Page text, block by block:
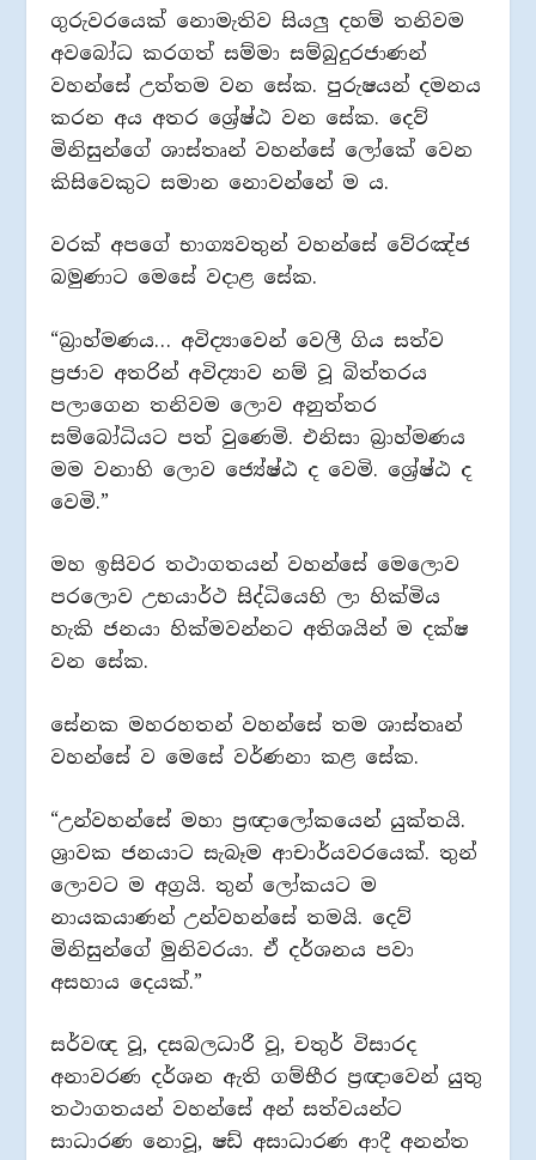
ගුරුවරයෙක් නොමැතිව සියලු දහම් තනිවම
අවබෝධ කරගත් සම්මා සම්බුදුරජාණන්
වහන්සේ උත්තම වන සේක. පුරුෂයන් දමනය
කරන අය අතර ශ්‍රේෂ්ඨ වන සේක. දෙව්
මිනිසුන්ගේ ශාස්තෘන් වහන්සේ ලෝකේ වෙන
කිසිවෙකුට සමාන නොවන්නේ ම ය.
වරක් අපගේ භාග්‍යවතුන් වහන්සේ වේරඤ්ජ
බමුණාට මෙසේ වදාළ සේක.
“බ්‍රාහ්මණය… අවිද්‍යාවෙන් වෙලී ගිය සත්ව
ප්‍රජාව අතරින් අවිද්‍යාව නම් වූ බිත්තරය
පලාගෙන තනිවම ලොව අනුත්තර
සම්බෝධියට පත් වුණෙමි. එනිසා බ්‍රාහ්මණය
මම වනාහි ලොව ජ්‍යේෂ්ඨ ද වෙමි. ශ්‍රේෂ්ඨ ද
වෙමි.”
මහ ඉසිවර තථාගතයන් වහන්සේ මෙලොව
පරලොව උභයාර්ථ සිද්ධියෙහි ලා හික්මිය
හැකි ජනයා හික්මවන්නට අතිශයින් ම දක්ෂ
වන සේක.
සේනක මහරහතන් වහන්සේ තම ශාස්තෘන්
වහන්සේ ව මෙසේ වර්ණනා කළ සේක.
“උන්වහන්සේ මහා ප්‍රඥාලෝකයෙන් යුක්තයි.
ශ්‍රාවක ජනයාට සැබෑම ආචාර්යවරයෙක්. තුන්
ලොවට ම අග්‍රයි. තුන් ලෝකයට ම
නායකයාණන් උන්වහන්සේ තමයි. දෙව්
මිනිසුන්ගේ මුනිවරයා. ඒ දර්ශනය පවා
අසහාය දෙයක්.”
සර්වඥ වූ, දසබලධාරී වූ, චතුර් විසාරද
අනාවරණ දර්ශන ඇති ගම්භීර ප්‍රඥාවෙන් යුතු
තථාගතයන් වහන්සේ අන් සත්වයන්ට
සාධාරණ නොවූ, ෂඩ් අසාධාරණ ආදී අනන්ත